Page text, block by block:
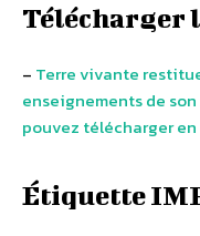
Télécharger
– Terre vivante
enseignements de
pouvez télécharger
Étiquette